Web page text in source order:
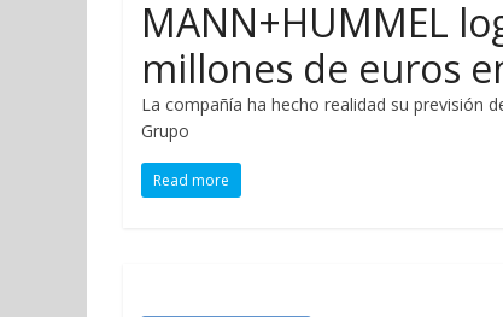
MANN+HUMMEL
millones de euros
La compañía ha hecho realidad su previsión
Grupo
Read more